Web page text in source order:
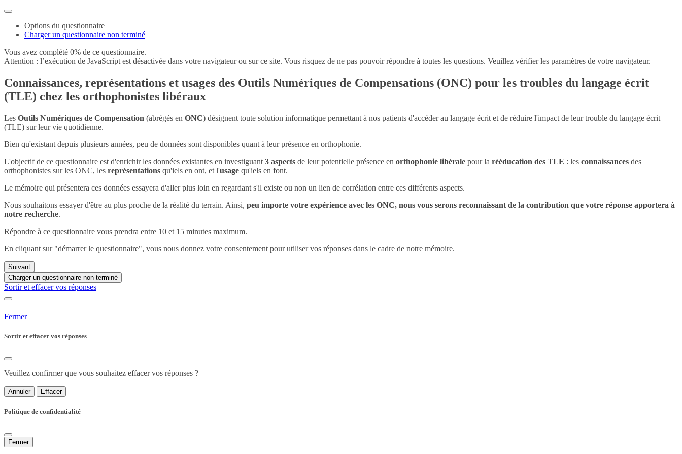
Options du questionnaire
Charger un questionnaire non terminé
Vous avez complété 0% de ce questionnaire.
Attention : l’exécution de JavaScript est désactivée dans votre navigateur ou sur ce site. Vous risquez de ne pas pouvoir répondre à toutes les questions. Veuillez vérifier les paramètres de votre navigateur.
Connaissances, représentations et usages des Outils Numériques de Compensations (ONC) pour les troubles du langage écrit
(TLE) chez les orthophonistes libéraux
Les Outils Numériques de Compensation (abrégés en ONC) désignent toute solution informatique permettant à nos patients d'accéder au langage écrit et de réduire l'impact de leur trouble du langage écrit
(TLE) sur leur vie quotidienne.
Bien qu'existant depuis plusieurs années, peu de données sont disponibles quant à leur présence en orthophonie.
L'objectif de ce questionnaire est d'enrichir les données existantes en investiguant 3 aspects de leur potentielle présence en orthophonie libérale pour la rééducation des TLE : les connaissances des
orthophonistes sur les ONC, les représentations qu'iels en ont, et l'usage qu'iels en font.
Le mémoire qui présentera ces données essayera d'aller plus loin en regardant s'il existe ou non un lien de corrélation entre ces différents aspects.
Nous souhaitons essayer d'être au plus proche de la réalité du terrain. Ainsi, peu importe votre expérience avec les ONC, nous vous serons reconnaissant de la contribution que votre réponse apportera à
notre recherche.
Répondre à ce questionnaire vous prendra entre 10 et 15 minutes maximum.
En cliquant sur "démarrer le questionnaire", vous nous donnez votre consentement pour utiliser vos réponses dans le cadre de notre mémoire.
Suivant
Charger un questionnaire non terminé
Sortir et effacer vos réponses
Fermer
Sortir et effacer vos réponses
Veuillez confirmer que vous souhaitez effacer vos réponses ?
Annuler Effacer
Politique de confidentialité
Fermer